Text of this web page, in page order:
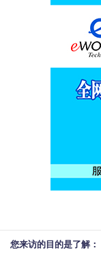
您来访的目的是了解：